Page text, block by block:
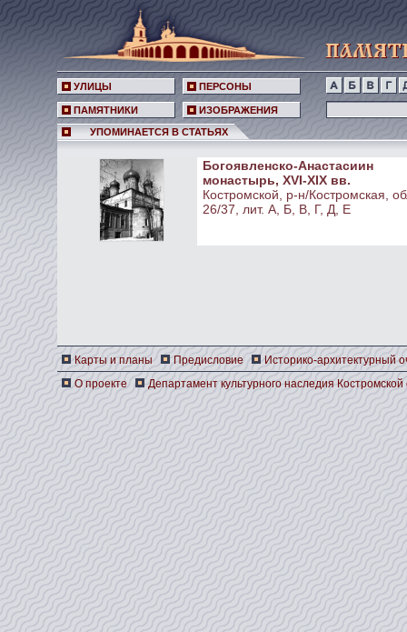
УЛИЦЫ ПЕРСОНЫ
ПАМЯТНИКИ
ИЗОБРАЖЕНИЯ
УПОМИНАЕТСЯ В СТАТЬЯХ
Богоявленско-Анастасиин
монастырь, XVI-XIX вв.
Костромской, р-н/Костромская,
26/37, лит. А, Б, В, Г, Д, Е
Карты и планы Предисловие
Историко-архитектурный
О проекте
Департамент культурного наследия Костромской